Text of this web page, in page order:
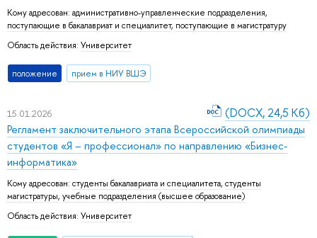
Кому адресован: административно-управленческие подразделения,
поступающие в бакалавриат и специалитет, поступающие в магистратуру
Область действия: Университет
положение прием в НИУ ВШЭ
15.01.2026
Регламент заключительного этапа Всероссийской олимпиады
студентов «Я – профессионал» по направлению «Бизнес-
информатика»
Кому адресован: студенты бакалавриата и специалитета, студенты
магистратуры, учебные подразделения (высшее образование)
Область действия: Университет
(DOCX, 24,5 Кб)